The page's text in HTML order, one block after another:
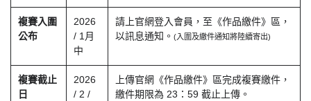
複賽入圍
公布
2026
/ 1月
中
請上官網登入會員，至《作品繳件》區，
以訊息通知。 (入圍及繳件通知將陸續寄出)
複賽截止
日
2026
/ 2 /
上傳官網《作品繳件》區完成複賽繳件，
繳件期限為 23：59 截止上傳。